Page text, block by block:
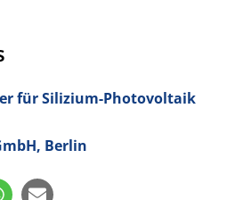
für Silizium-Photovoltaik
Berlin